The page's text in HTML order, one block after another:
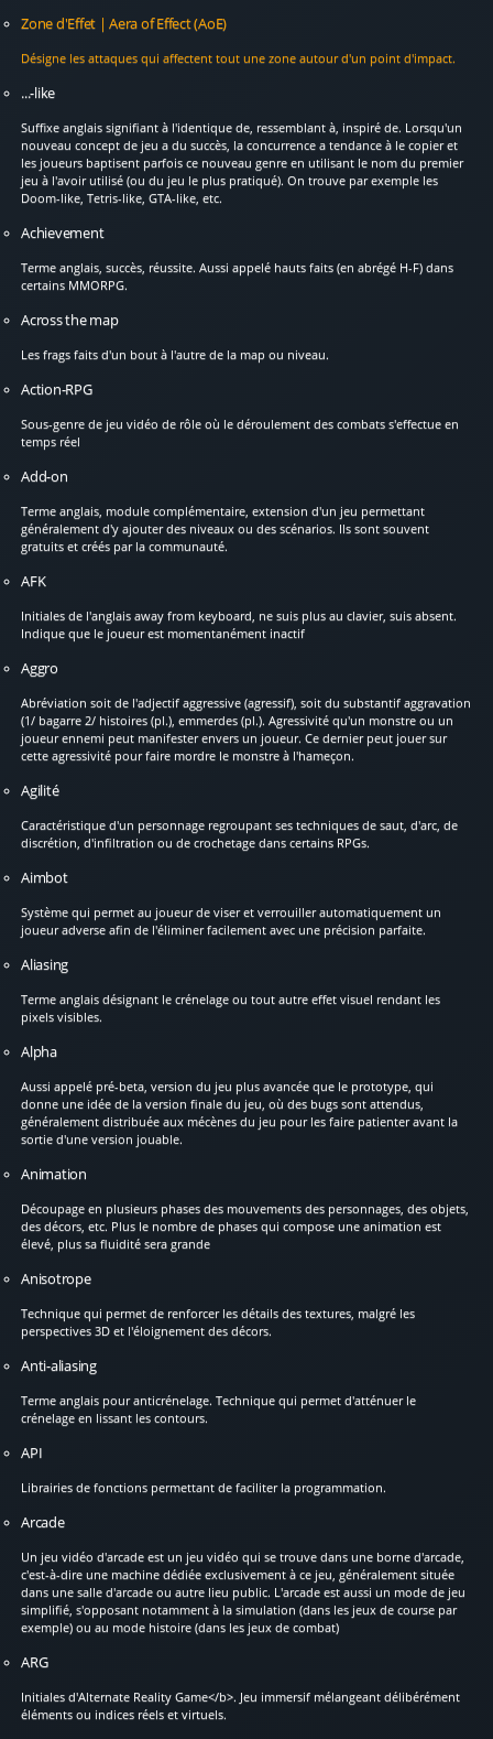
Zone d'Effet | Aera of Effect (AoE)
Désigne les attaques qui affectent tout une zone autour d'un point d'impact.
...-like
Suffixe anglais signifiant à l'identique de, ressemblant à, inspiré de. Lorsqu'un
nouveau concept de jeu a du succès, la concurrence a tendance à le copier et
les joueurs baptisent parfois ce nouveau genre en utilisant le nom du premier
jeu à l'avoir utilisé (ou du jeu le plus pratiqué). On trouve par exemple les
Doom-like, Tetris-like, GTA-like, etc.
Achievement
Terme anglais, succès, réussite. Aussi appelé hauts faits (en abrégé H-F) dans
certains MMORPG.
Across the map
Les frags faits d'un bout à l'autre de la map ou niveau.
Action-RPG
Sous-genre de jeu vidéo de rôle où le déroulement des combats s'effectue en
temps réel
Add-on
Terme anglais, module complémentaire, extension d'un jeu permettant
généralement d'y ajouter des niveaux ou des scénarios. Ils sont souvent
gratuits et créés par la communauté.
AFK
Initiales de l'anglais away from keyboard, ne suis plus au clavier, suis absent.
Indique que le joueur est momentanément inactif
Aggro
Abréviation soit de l'adjectif aggressive (agressif), soit du substantif aggravation
(1/ bagarre 2/ histoires (pl.), emmerdes (pl.). Agressivité qu'un monstre ou un
joueur ennemi peut manifester envers un joueur. Ce dernier peut jouer sur
cette agressivité pour faire mordre le monstre à l'hameçon.
Agilité
Caractéristique d'un personnage regroupant ses techniques de saut, d'arc, de
discrétion, d'infiltration ou de crochetage dans certains RPGs.
Aimbot
Système qui permet au joueur de viser et verrouiller automatiquement un
joueur adverse afin de l'éliminer facilement avec une précision parfaite.
Aliasing
Terme anglais désignant le crénelage ou tout autre effet visuel rendant les
pixels visibles.
Alpha
Aussi appelé pré-beta, version du jeu plus avancée que le prototype, qui
donne une idée de la version finale du jeu, où des bugs sont attendus,
généralement distribuée aux mécènes du jeu pour les faire patienter avant la
sortie d'une version jouable.
Animation
Découpage en plusieurs phases des mouvements des personnages, des objets,
des décors, etc. Plus le nombre de phases qui compose une animation est
élevé, plus sa fluidité sera grande
Anisotrope
Technique qui permet de renforcer les détails des textures, malgré les
perspectives 3D et l'éloignement des décors.
Anti-aliasing
Terme anglais pour anticrénelage. Technique qui permet d'atténuer le
crénelage en lissant les contours.
API
Librairies de fonctions permettant de faciliter la programmation.
Arcade
Un jeu vidéo d'arcade est un jeu vidéo qui se trouve dans une borne d'arcade,
c'est-à-dire une machine dédiée exclusivement à ce jeu, généralement située
dans une salle d'arcade ou autre lieu public. L'arcade est aussi un mode de jeu
simplifié, s'opposant notamment à la simulation (dans les jeux de course par
exemple) ou au mode histoire (dans les jeux de combat)
ARG
Initiales d'Alternate Reality Game</b>. Jeu immersif mélangeant délibérément
éléments ou indices réels et virtuels.